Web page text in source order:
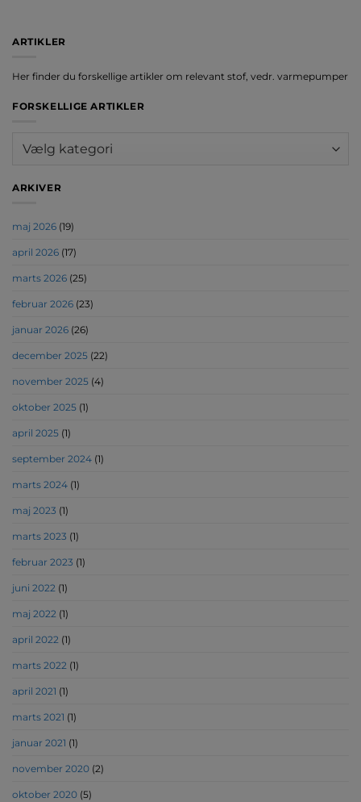
ARTIKLER
Her finder du forskellige artikler om relevant stof, vedr. varmepumper
FORSKELLIGE ARTIKLER
artikler
ARKIVER
maj 2026 (19)
april 2026 (17)
marts 2026 (25)
februar 2026 (23)
januar 2026 (26)
december 2025 (22)
november 2025 (4)
oktober 2025 (1)
april 2025 (1)
september 2024 (1)
marts 2024 (1)
maj 2023 (1)
marts 2023 (1)
februar 2023 (1)
juni 2022 (1)
maj 2022 (1)
april 2022 (1)
marts 2022 (1)
april 2021 (1)
marts 2021 (1)
januar 2021 (1)
november 2020 (2)
oktober 2020 (5)